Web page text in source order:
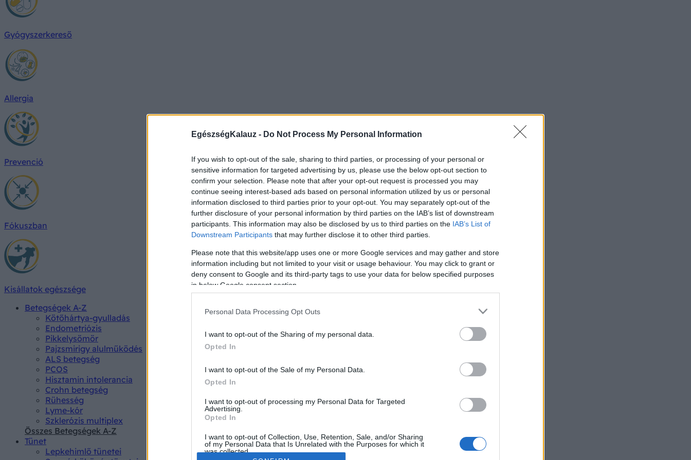
EgészségKalauz - Do Not Process My Personal Information
If you wish to opt-out of the sale, sharing to third parties, or processing of your personal or
sensitive information for targeted advertising by us, please use the below opt-out section to
confirm your selection. Please note that after your opt-out request is processed you may
continue seeing interest-based ads based on personal information utilized by us or personal
information disclosed to third parties prior to your opt-out. You may separately opt-out of the
further disclosure of your personal information by third parties on the IAB’s list of downstream
participants. This information may also be disclosed by us to third parties on the IAB’s List of
Downstream Participants that may further disclose it to other third parties.
Please note that this website/app uses one or more Google services and may gather and store
information including but not limited to your visit or usage behaviour. You may click to grant or
deny consent to Google and its third-party tags to use your data for below specified purposes
in below Google consent section.
Personal Data Processing Opt Outs
I want to opt-out of the Sharing of my personal data.
Opted In
I want to opt-out of the Sale of my Personal Data.
Opted In
I want to opt-out of processing my Personal Data for Targeted
Advertising.
Opted In
I want to opt-out of Collection, Use, Retention, Sale, and/or Sharing
of my Personal Data that Is Unrelated with the Purposes for which it
was collected.
Gyógyszerkereső
Allergia
Prevenció
Fókuszban
Kisállatok egészsége
Betegségek A-Z
Kötőhártya-gyulladás
Endometriózis
Pikkelysömör
Pajzsmirigy alulműködés
ALS betegség
PCOS
Hisztamin intolerancia
Crohn betegség
Rühesség
Lyme-kór
Szklerózis multiplex
Összes Betegségek A-Z
Tünet
Lepkehimlő tünetei